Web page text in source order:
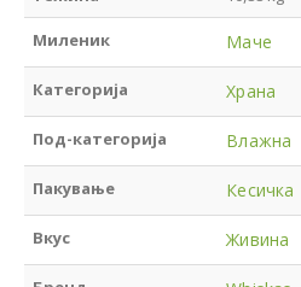
Миленик Маче
Категорија Храна
Под-категорија Влажна
Пакување Кесичка
Вкус Живина